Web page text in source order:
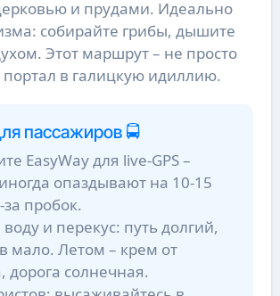
и прудами. Идеально
собирайте грибы, дышите
Этот маршрут – не просто
портал в галицкую идиллию.
пассажиров 🚍
EasyWay для live-GPS –
опаздывают на 10-15
пробок.
и перекус: путь долгий,
мало. Летом – крем от
дорога солнечная.